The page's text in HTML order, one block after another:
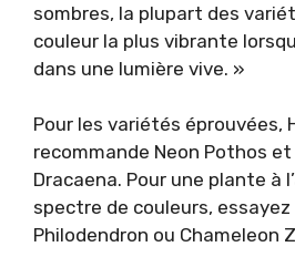
sombres, la plupart des
couleur la plus vibrante
dans une lumière vive. »
Pour les variétés éprouvées,
recommande Neon Pothos
Dracaena. Pour une plante à
spectre de couleurs, essayez
Philodendron ou Chameleon